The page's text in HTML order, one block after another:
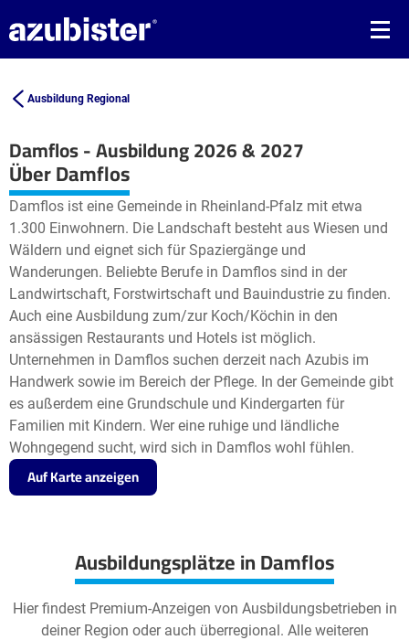
Ausbildung Regional
Damflos - Ausbildung 2026 & 2027
+
−
Leaflet| ©OpenStreetMap2
Über Damflos
Damflos ist eine Gemeinde in Rheinland-Pfalz mit etwa
1.300 Einwohnern. Die Landschaft besteht aus Wiesen und
Wäldern und eignet sich für Spaziergänge und
Wanderungen. Beliebte Berufe in Damflos sind in der
Landwirtschaft, Forstwirtschaft und Bauindustrie zu finden.
Auch eine Ausbildung zum/zur Koch/Köchin in den
ansässigen Restaurants und Hotels ist möglich.
Unternehmen in Damflos suchen derzeit nach Azubis im
Handwerk sowie im Bereich der Pflege. In der Gemeinde gibt
es außerdem eine Grundschule und Kindergarten für
Familien mit Kindern. Wer eine ruhige und ländliche
Wohngegend sucht, wird sich in Damflos wohl fühlen.
Auf Karte anzeigen
Ausbildungsplätze in Damflos
Hier findest Premium-Anzeigen von Ausbildungsbetrieben in
deiner Region oder auch überregional. Alle weiteren